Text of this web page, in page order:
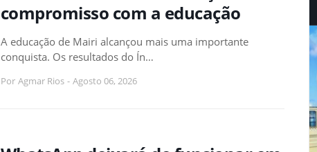
compromisso com a educação
A educação de Mairi alcançou mais uma importante
conquista. Os resultados do Ín…
Por Agmar Rios - Agosto 06, 2026